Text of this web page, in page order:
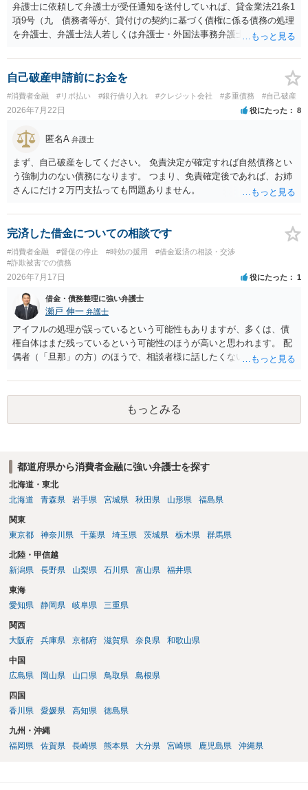
弁護士に依頼して弁護士が受任通知を送付していれば、貸金業法21条1
項9号（九 債務者等が、貸付けの契約に基づく債権に係る債務の処理
を弁護士、弁護士法人若しくは弁護士・外国法事務弁護士共同法人若
等」という。）に委託し、又はその処理のため必要な裁判所における
民事事件に関する手続をとり、弁護士等又は裁判所から書面によりそ
の旨の通知があつた場合において、正当な理由がないのに、債務者等
に対し、電話をかけ、電報を送達し、若しくはファクシミリ装置を用
いて送信し、又は訪問する方法により、当該債務を弁済することを要
求し、これに対し債務者等から直接要求しないよう求められたにもか
かわらず、更にこれらの方法で当該債務を弁済することを要求するこ
と。）に違反しています。監督官庁に行政処分を求める、裁判所に仮
処分申請、不退去罪が成立すれば警察に通報などの対応が考えられま
す。ご参考にしてください。
自己破産申請前にお金を
#消費者金融 #リボ払い #銀行借り入れ #クレジット会社 #多重債務 #自己破産
2026年7月22日 役にたった 8
匿名A 弁護士
まず、自己破産をしてください。 免責決定が確定すれば自然債務とい
う強制力のない債務になります。 つまり、免責確定後であれば、お姉
さんにだけ２万円支払っても問題ありません。
完済した借金についての相談です
#消費者金融 #督促の停止 #時効の援用
#借金返済の相談・交渉
#詐欺被害での債務
2026年7月17日 役にたった 1
借金・債務整理に強い弁護士
瀬戸 伸一 弁護士
アイフルの処理が誤っているという可能性もありますが、多くは、債
権自体はまだ残っているという可能性のほうが高いと思われます。 配
偶者（「旦那」の方）のほうで、相談者様に話したくない事情等もあ
援用という方法も取れる可能性があるため、御主人に法律事務所に相
談にいくように説得されてはどうでしょうか。相談者様が一緒だと話
せない事情もあるかもしれないのでおひとりで行ってもらうほうがい
いかもしれません。 配偶者の債務がある状態で配偶者が亡くなると債
て相談にいくようにお話してみてはどうでしょうか。
もっとみる
都道府県から消費者金融に強い弁護士を探す
北海道・東北
北海道
青森県 岩手県 宮城県 秋田県 山形県 福島県
関東
東京都
神奈川県 千葉県 埼玉県 茨城県 栃木県 群馬県
北陸・甲信越
新潟県
長野県 山梨県 石川県 富山県 福井県
東海
愛知県
静岡県 岐阜県 三重県
関西
大阪府
兵庫県 京都府 滋賀県 奈良県 和歌山県
中国
広島県
岡山県 山口県 鳥取県 島根県
四国
香川県
愛媛県 高知県 徳島県
九州・沖縄
福岡県
佐賀県 長崎県 熊本県 大分県 宮崎県 鹿児島県 沖縄県